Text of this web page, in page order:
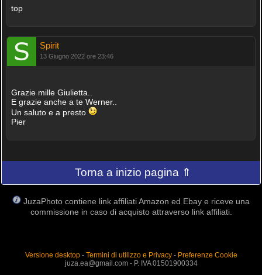
top
Spirit
13 Giugno 2022 ore 23:46
Grazie mille Giulietta..
E grazie anche a te Werner..
Un saluto e a presto
Pier
Torna a inizio pagina ⇑
JuzaPhoto contiene link affiliati Amazon ed Ebay e riceve una
commissione in caso di acquisto attraverso link affiliati.
Versione desktop- Termini di utilizzo e Privacy- Preferenze Cookie
juza.ea@gmail.com - P. IVA 01501900334